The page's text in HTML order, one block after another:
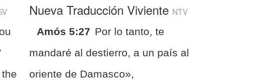
Nueva Traducción Viviente NTV
Amós 5:27 Por lo tanto, te
mandaré al destierro, a un país al
oriente de Damasco»,